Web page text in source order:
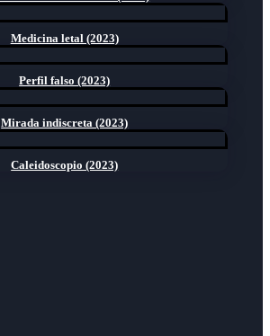
Medicina letal (2023)
Perfil falso (2023)
Mirada indiscreta (2023)
Caleidoscopio (2023)